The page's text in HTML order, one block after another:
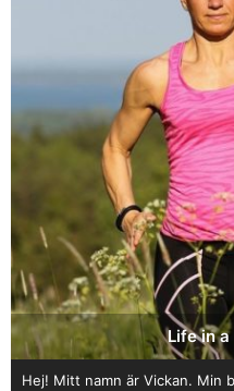
Life in
Hej! Mitt namn är Vickan. Min